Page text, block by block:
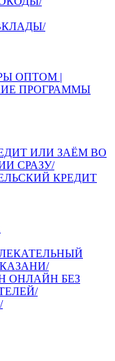
ОПТОМ |
ПРОГРАММЫ
ИЛИ ЗАЁМ ВО
СРАЗУ/
КРЕДИТ
ОНЛАЙН БЕЗ